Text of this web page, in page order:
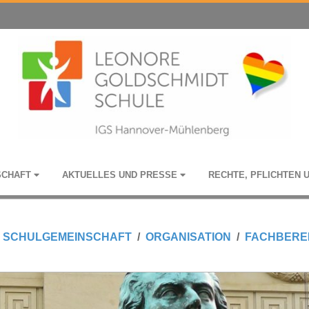
AKTU­EL­LES UND PRESSE RECHTE, PFLICH­TEN
SCHUL­GE­MEIN­SCHAFT ORGA­NI­SA­TION